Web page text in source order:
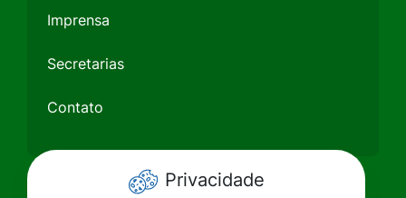
Imprensa
Secretarias
Contato
Privacidade